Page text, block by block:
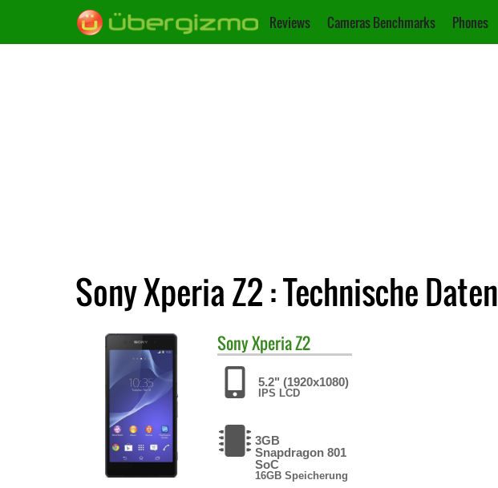
Reviews Cameras Benchmarks Phones
Sony Xperia Z2 : Technische Daten
SonyXperia Z2
5.2" (1920x1080)
IPS LCD
3GB
Snapdragon 801
SoC
16GB Speicherung